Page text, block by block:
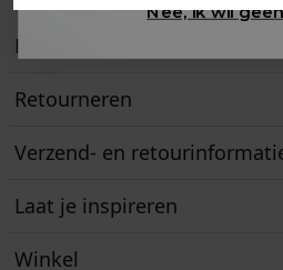
Klantenservice
Retourneren
Verzend- en
Laat je inspireren
Winkel
Nee, ik wil